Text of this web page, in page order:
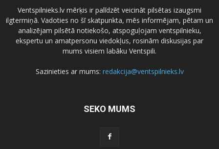
Ventspilnieks.lv mērķis ir palīdzēt veicināt pilsētas izaugsmi
ilgtermiņā. Vadoties no šī skatpunkta, mēs informējam, pētam un
analizējam pilsētā notiekošo, atspoguļojam ventspilnieku,
ekspertu un amatpersonu viedokļus, rosinām diskusijas par
mums visiem labāku Ventspili.
Sazinieties ar mums: redakcija@ventspilnieks.lv
SEKO MUMS